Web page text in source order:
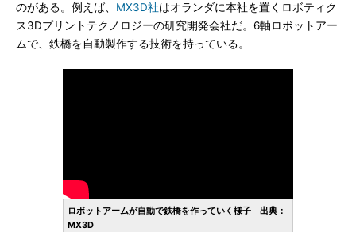
のがある。例えば、 MX3D社はオランダに本社を置くロボティク
ス3Dプリントテクノロジーの研究開発会社だ。6軸ロボットアー
ムで、鉄橋を自動製作する技術を持っている。
ロボットアームが自動で鉄橋を作っていく様子 出典：
MX3D